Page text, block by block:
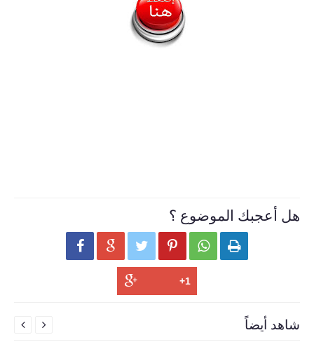
هل أعجبك الموضوع ؟
     
شاهد أيضاً  